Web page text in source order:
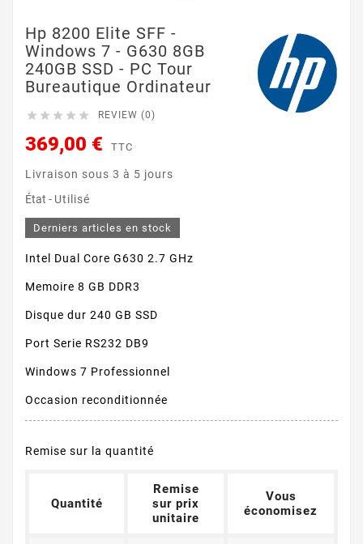
Hp 8200 Elite SFF -
Windows 7 - G630 8GB
240GB SSD - PC Tour
Bureautique Ordinateur
     REVIEW (0)
369,00 € TTC
Livraison sous 3 à 5 jours
État - Utilisé
Derniers articles en stock
Intel Dual Core G630 2.7 GHz
Memoire 8 GB DDR3
Disque dur 240 GB SSD
Port Serie RS232 DB9
Windows 7 Professionnel
Occasion reconditionnée
Remise sur la quantité
Quantité
Remise
sur prix
unitaire
Vous
économisez